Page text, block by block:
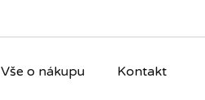
Vše o nákupu Kontakt